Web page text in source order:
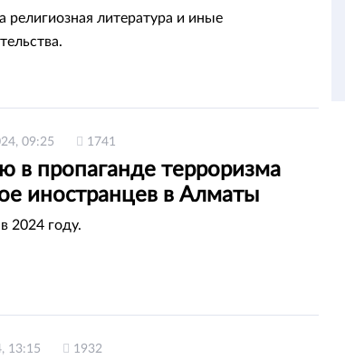
религиозная литература и иные
09:25 1741
в пропаганде терроризма
иностранцев в Алматы
2024 году.
13:15 1932